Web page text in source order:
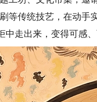
等传统技艺，在动手
走出来，变得可感、